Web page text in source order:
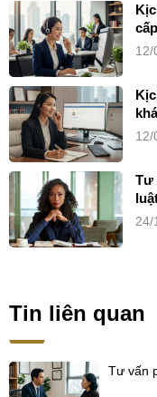
12/
12/
Tư
24/
Tin liên quan
Tư vấn